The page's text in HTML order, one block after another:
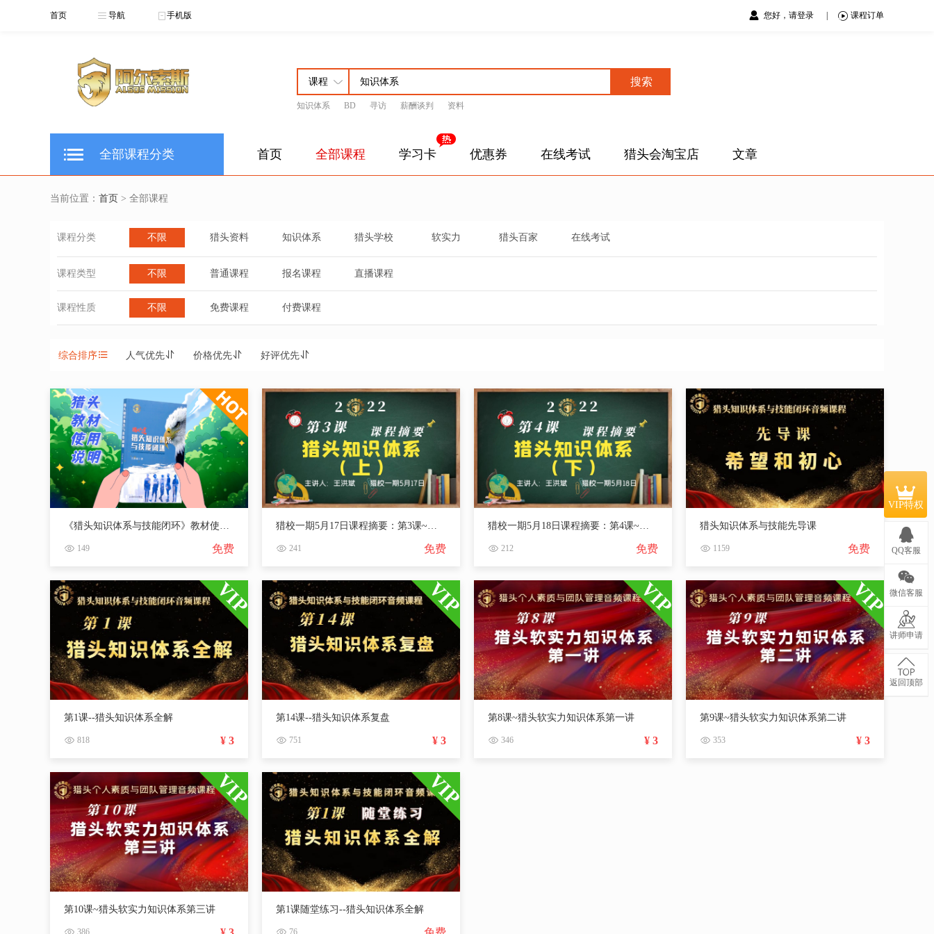
首页 导航 手机版 您好，请登录 课程订单
搜索
知识体系 BD 寻访 薪酬谈判 资料
全部课程分类 首页 全部课程 学习卡 优惠券 在线考试 猎头会淘宝店 文章
当前位置： 首页 > 全部课程
课程分类 不限 猎头资料 知识体系 猎头学校 软实力 猎头百家 在线考试
课程类型 不限 普通课程 报名课程 直播课程
课程性质 不限 免费课程 付费课程
综合排序 人气优先 价格优先 好评优先
149 免费 241 免费 212 免费
猎头知识体系与技能先导课
1159 免费
第1课--猎头知识体系全解
818 ¥ 3
第14课--猎头知识体系复盘
751 ¥ 3
第8课~猎头软实力知识体系第一讲
346 ¥ 3
第9课~猎头软实力知识体系第二讲
353 ¥ 3
第10课~猎头软实力知识体系第三讲
386
第1课随堂练习--猎头知识体系全解
76
VIP特权
QQ客服
微信客服
讲师申请
返回顶部